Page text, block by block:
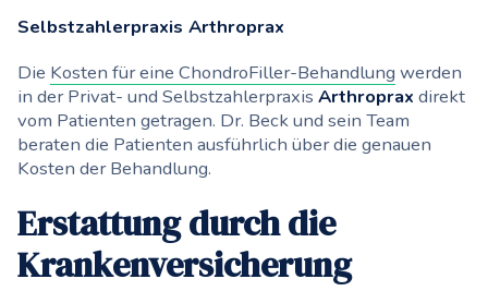
Selbstzahlerpraxis Arthroprax
Die Kosten für eine ChondroFiller-Behandlung werden
in der Privat- und Selbstzahlerpraxis Arthroprax direkt
vom Patienten getragen. Dr. Beck und sein Team
beraten die Patienten ausführlich über die genauen
Kosten der Behandlung.
Erstattung durch die
Krankenversicherung